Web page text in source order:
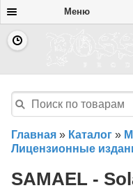
Меню
Главная » Каталог »
Лицензионные
SAMAEL -